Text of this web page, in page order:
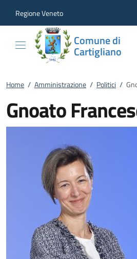
Regione Veneto
Comune di
Cartigliano
Home / Amministrazione / Politici /
Gnoato